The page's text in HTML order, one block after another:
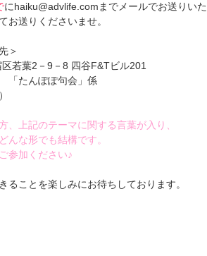
にhaiku@advlife.comまでメールでお送りいた
お送りくださいませ。
＞
若葉2－9－8 四谷F&Tビル201
「たんぽぽ句会」係
、上記のテーマに関する言葉が入り、
んな形でも結構です。
参加ください♪
ることを楽しみにお待ちしております。